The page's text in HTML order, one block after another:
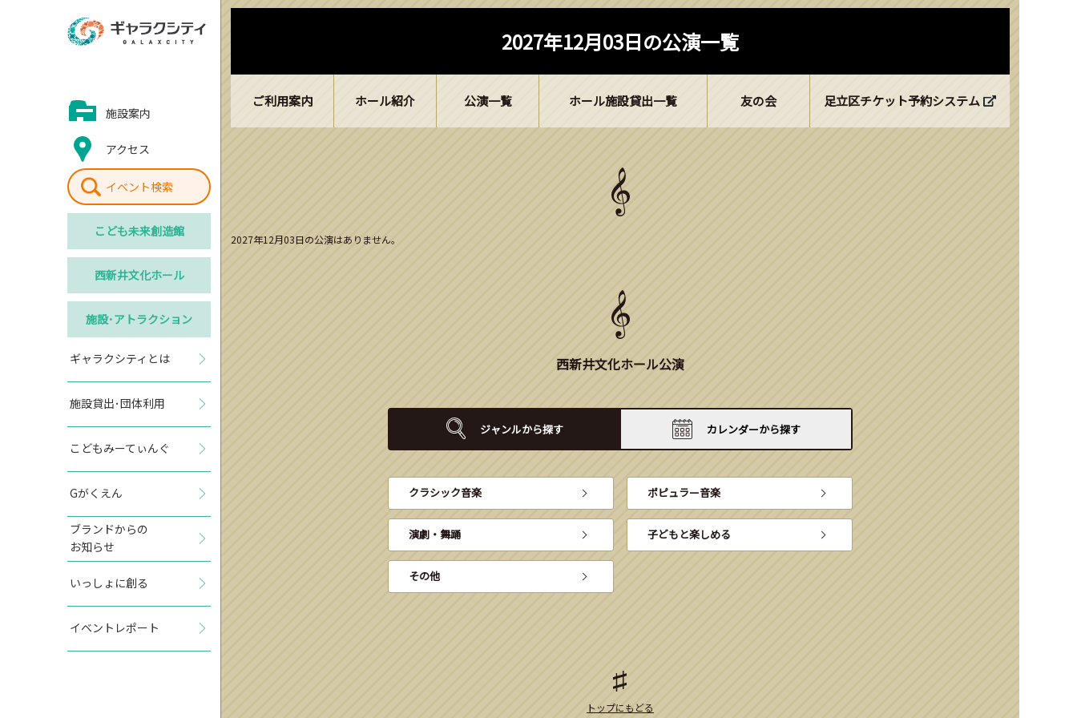
施設案内
アクセス
イベント検索
こども未来創造館
西新井文化ホール
施設･アトラクション
ギャラクシティとは
施設貸出･団体利用
こどもみーてぃんぐ
Gがくえん
ブランドからの
お知らせ
いっしょに創る
イベントレポート
2027年12月03日の公演一覧
ご利用案内 ホール紹介 公演一覧 ホール施設貸出一覧 友の会 足立区チケット予約システム
2027年12月03日の公演はありません。
西新井文化ホール公演
ジャンルから探す カレンダーから探す
クラシック音楽 ポピュラー音楽
演劇・舞踊 子どもと楽しめる
その他
トップにもどる